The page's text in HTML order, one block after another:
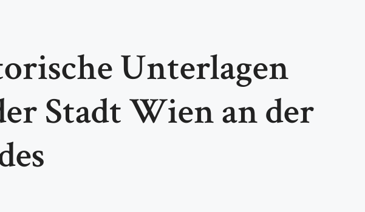
Unterlagen
Stadt Wien an der